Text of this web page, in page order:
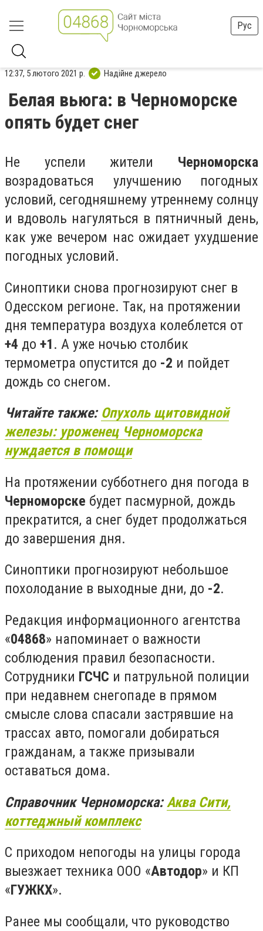
Рус
12:37, 5 лютого 2021 р. Надійне джерело
Белая вьюга: в Черноморске
опять будет снег
Не успели жители Черноморска
возрадоваться улучшению погодных
условий, сегодняшнему утреннему солнцу
и вдоволь нагуляться в пятничный день,
как уже вечером нас ожидает ухудшение
погодных условий.
Синоптики снова прогнозируют снег в
Одесском регионе. Так, на протяжении
дня температура воздуха колеблется от
+4 до +1. А уже ночью столбик
термометра опустится до -2 и пойдет
дождь со снегом.
Читайте также: Опухоль щитовидной
железы: уроженец Черноморска
нуждается в помощи
На протяжении субботнего дня погода в
Черноморске будет пасмурной, дождь
прекратится, а снег будет продолжаться
до завершения дня.
Синоптики прогнозируют небольшое
похолодание в выходные дни, до -2.
Редакция информационного агентства
«04868» напоминает о важности
соблюдения правил безопасности.
Сотрудники ГСЧС и патрульной полиции
при недавнем снегопаде в прямом
смысле слова спасали застрявшие на
трассах авто, помогали добираться
гражданам, а также призывали
оставаться дома.
Справочник Черноморска:Аква Сити,
коттеджный комплекс
С приходом непогоды на улицы города
выезжает техника ООО «Автодор» и КП
«ГУЖКХ».
Ранее мы сообщали, что руководство